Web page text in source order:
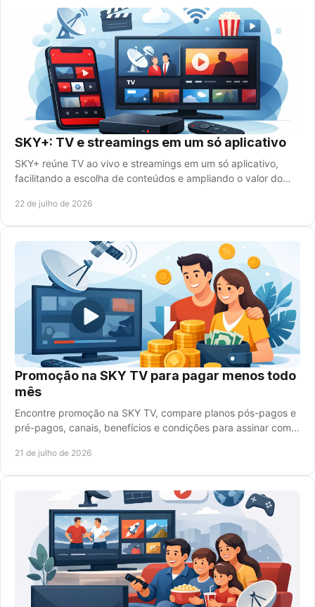
SKY+: TV e streamings em um só aplicativo
SKY+ reúne TV ao vivo e streamings em um só aplicativo,
facilitando a escolha de conteúdos e ampliando o valor do
22 de julho de 2026
Promoção na SKY TV para pagar menos todo
mês
Encontre promoção na SKY TV, compare planos pós-pagos e
pré-pagos, canais, benefícios e condições para assinar com
21 de julho de 2026